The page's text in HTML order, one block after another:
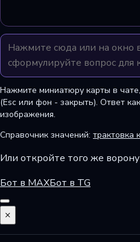
Нажмите миниатюру карты в
(Esc или фон - закрыть). Ответ
изображения.
Справочник значений: трактовка
Или откройте того же
Бот в MAXБот в TG
×